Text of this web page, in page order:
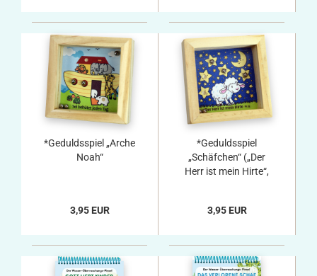
*Geduldsspiel „Arche
Noah“
3,95 EUR
*Geduldsspiel
„Schäfchen“ („Der
Herr ist mein Hirte“,
3,95 EUR